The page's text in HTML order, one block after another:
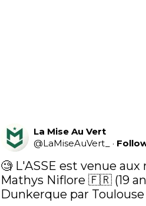
La Mise Au Vert
@LaMiseAuVert_ ·
🧐 L'ASSE est venue
Mathys Niflore 🇫🇷 (19
Dunkerque par Toulouse